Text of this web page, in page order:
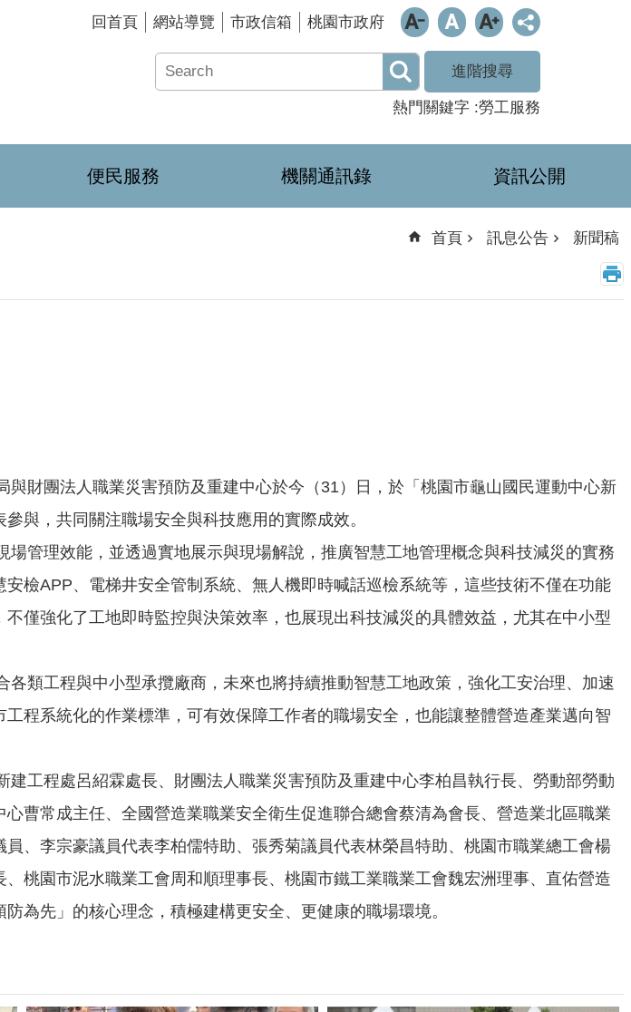
回首頁 網站導覽 市政信箱 桃園市政府
進階搜尋
熱門關鍵字 勞工服務
便民服務 機關通訊錄 資訊公開
首頁 訊息公告 新聞稿
團法人職業災害預防及重建中心於今（31）日，於「桃園市龜山國民運動中心新
與，共同關注職場安全與科技應用的實際成效。
理效能，並透過實地展示與現場解說，推廣智慧工地管理概念與科技減災的實務
檢APP、電梯井安全管制系統、無人機即時喊話巡檢系統等，這些技術不僅在功能
僅強化了工地即時監控與決策效率，也展現出科技減災的具體效益，尤其在中小型
工程與中小型承攬廠商，未來也將持續推動智慧工地政策，強化工安治理、加速
程系統化的作業標準，可有效保障工作者的職場安全，也能讓整體營造產業邁向智
程處呂紹霖處長、財團法人職業災害預防及重建中心李柏昌執行長、勞動部勞動
曹常成主任、全國營造業職業安全衛生促進聯合總會蔡清為會長、營造業北區職業
、李宗豪議員代表李柏儒特助、張秀菊議員代表林榮昌特助、桃園市職業總工會楊
桃園市泥水職業工會周和順理事長、桃園市鐵工業職業工會魏宏洲理事、直佑營造
為先」的核心理念，積極建構更安全、更健康的職場環境。